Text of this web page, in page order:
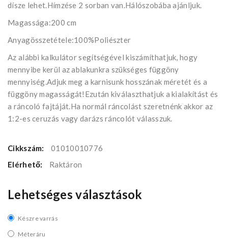
dísze lehet.Hímzése 2 sorban van.Hálószobába ajánljuk.
Magassága:200 cm
Anyagösszetétele:100%Poliészter
Az alábbi kalkulátor segítségével kiszámíthatjuk, hogy
mennyibe kerül az ablakunkra szükséges függöny
mennyiség.Adjuk meg a karnisunk hosszának méretét és a
függöny magasságát!Ezután kiválaszthatjuk a kialakítást és
a ráncoló fajtáját.Ha normál ráncolást szeretnénk akkor az
1:2-es ceruzás vagy darázs ráncolót válasszuk.
Cikkszám:
01010010776
Elérhető:
Raktáron
Lehetséges választások
Készre varrás
Méteráru